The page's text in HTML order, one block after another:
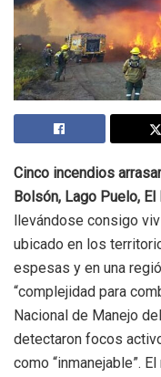
Cinco incendios
Bolsón, Lago Puelo,
llevándose consigo
ubicado en los
espesas y en una
“complejidad para
Nacional de Manejo
detectaron focos
como “inmanejable”.